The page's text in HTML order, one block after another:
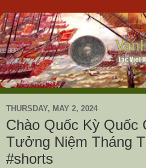
THURSDAY, MAY 2, 2024
Chào Quốc Kỳ Quốc
Tưởng Niệm Tháng
#shorts